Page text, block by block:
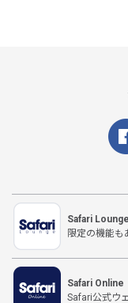
Safari
限定の機能も
Safari Online
Safari公式ウ